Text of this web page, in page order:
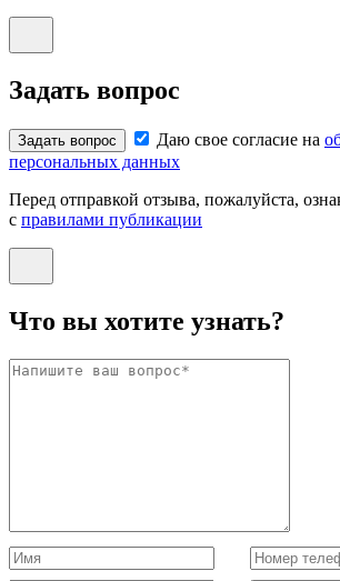
Задать вопрос
Задать вопрос Даю свое согласие на
персональных данных
Перед отправкой отзыва, пожалуйста,
с правилами публикации
Что вы хотите узнать?